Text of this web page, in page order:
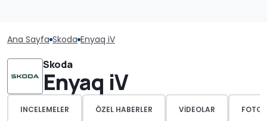
Ana Sayfa Skoda Enyaq iV
Skoda
Enyaq iV
INCELEMELER ÖZEL HABERLER VIDEOLAR